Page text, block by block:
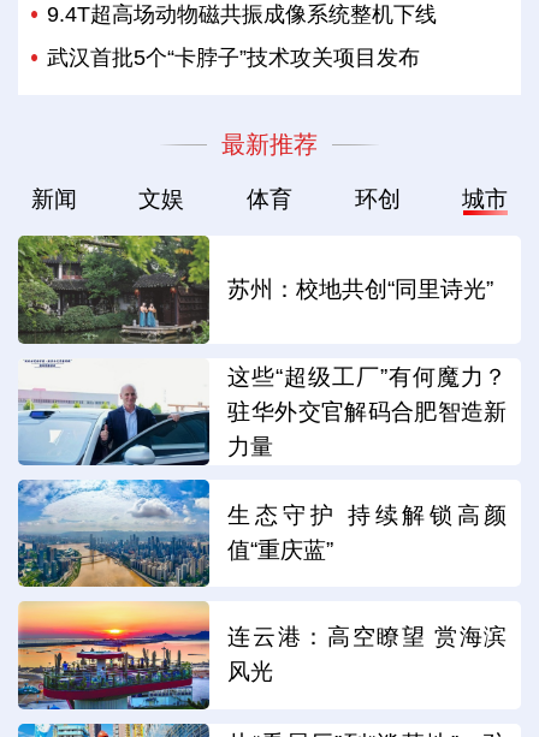
9.4T超高场动物磁共振成像系统整机下线
武汉首批5个“卡脖子”技术攻关项目发布
最新推荐
新闻 文娱 体育 环创 城市
苏州：校地共创“同里诗光”
这些“超级工厂”有何魔力？
驻华外交官解码合肥智造新
力量
生态守护 持续解锁高颜
值“重庆蓝”
连云港：高空瞭望 赏海滨
风光